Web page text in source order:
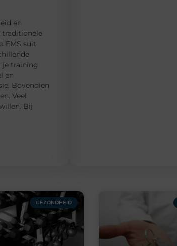
en
traditionele
EMS suit.
je training
en
Bovendien
Veel
Bij
GEZONDHEID